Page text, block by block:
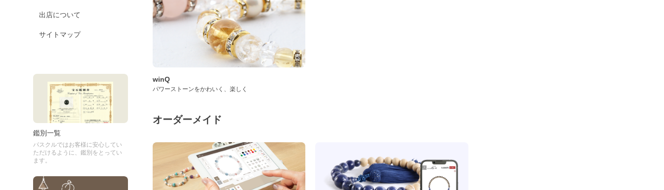
出店について
サイトマップ
鑑別一覧
パスクルではお客様に安心してい
ただけるように、鑑別をとってい
ます。
winQ
パワーストーンをかわいく、楽しく
オーダーメイド